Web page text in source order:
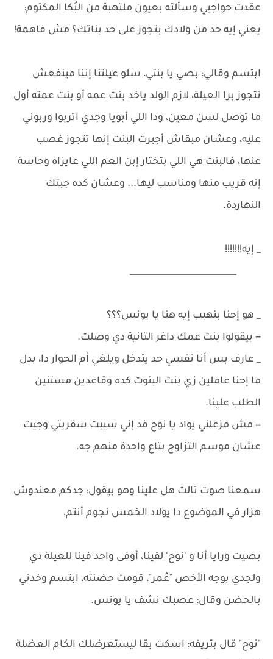
عقدت حواجبي وسألته بعيون ملتهبة من البُكا المكتوم:
يعني إيه حد من ولادك يتجوز على حد بناتك؟ مش فاهمة!
ابتسم وقالي: بصي يا بنتي، سلو عيلتنا إننا مينفعش
نتجوز برا العيلة، لازم الولد ياخد بنت عمه أو بنت عمته أول
ما توصل لسن معين، ودا اللي أبويا وجدي اتربوا وربوني
عليه، وعشان مبقاش أجبرت البنت إنها تتجوز غصب
عنها، فالبنت هي اللي بتختار إبن العم اللي عايزاه وحاسة
إنه قريب منها ومناسب ليها... وعشان كده جبتك
النهاردة.
_ إيه!!!!!!!
_________________________
_ هو إحنا بنهبب إيه هنا يا يونس؟؟؟
= بيقولوا بنت عمك داغر التانية دي وصلت.
_ عارف بس أنا نفسي حد يتدخل ويلغي أم الحوار دا، بدل
ما إحنا عاملين زي بنت البنوت كده وقاعدين مستنين
الطلب علينا.
= مش مزعلني يواد يا نوح قد إني سيبت سفريتي وجيت
عشان موسم التزاوج بتاع واحدة منهم جه.
سمعنا صوت تالت هل علينا وهو بيقول: جدكم معندوش
هزار في الموضوع دا يولاد الخمس نجوم أنتم.
بصيت ورايا أنا و 'نوح' لقينا، أوفى واحد فينا للعيلة دي
ولجدي بوجه الأخص "عُمر"، قومت حضنته، ابتسم وخدني
بالحضن وقال: عصبك نشف يا يونس.
"نوح" قال بتريقه: اسكت بقا ليستعرضلك الكام العضلة